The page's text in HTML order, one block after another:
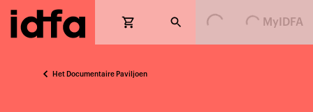
Loading...Loading...
MyIDFA
Het Documentaire Paviljoen